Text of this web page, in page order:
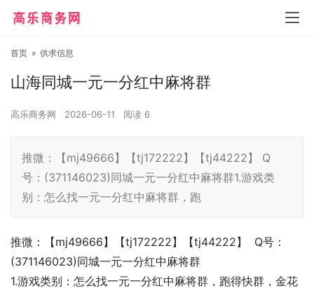
首页 » 供求信息
山海同城一元一分红中麻将群
高乐商务网 2026-06-11 阅读 6
推微：【mj49666】【tj172222】【tj44222】 Q
号：(371146023)同城一元一分红中麻将群1.游戏类
别：怎么找一元一分红中麻将群，跑
推微：【mj49666】【tj172222】【tj44222】 Q号：
(371146023)同城一元一分红中麻将群
1.游戏类别：怎么找一元一分红中麻将群，跑得快群，金花